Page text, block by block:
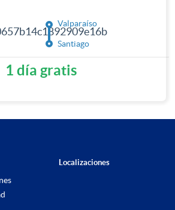
Valparaíso
Santiago
1 día gratis
Localizaciones